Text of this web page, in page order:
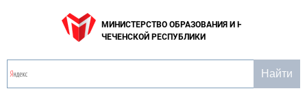
МИНИСТЕРСТВО ОБРАЗОВАНИЯ И НАУКИ
ЧЕЧЕНСКОЙ РЕСПУБЛИКИ